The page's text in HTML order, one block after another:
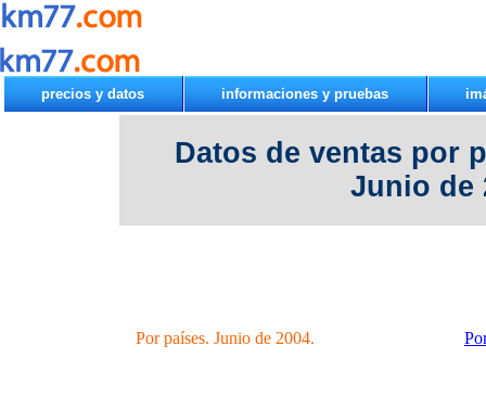
precios y datos informaciones y pruebas
Datos de ventas por
Junio de
Por países. Junio de 2004.